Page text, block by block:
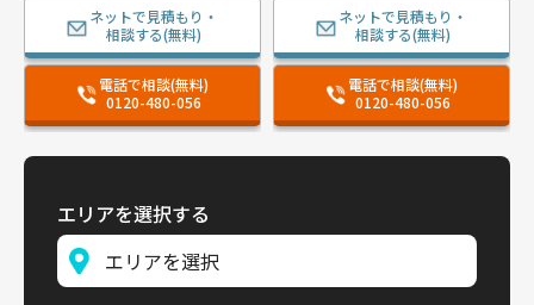
ネットで見積もり・
相談する(無料)
電話で相談(無料)
0120-480-056
ネットで見積もり・
相談する(無料)
電話で相談(無料)
0120-480-056
エリアを選択する